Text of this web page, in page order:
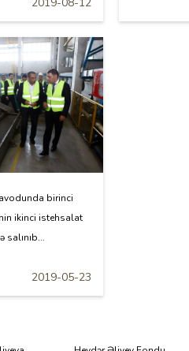
birinci
ikinci istehsalat
salınıb...
2019-05-23